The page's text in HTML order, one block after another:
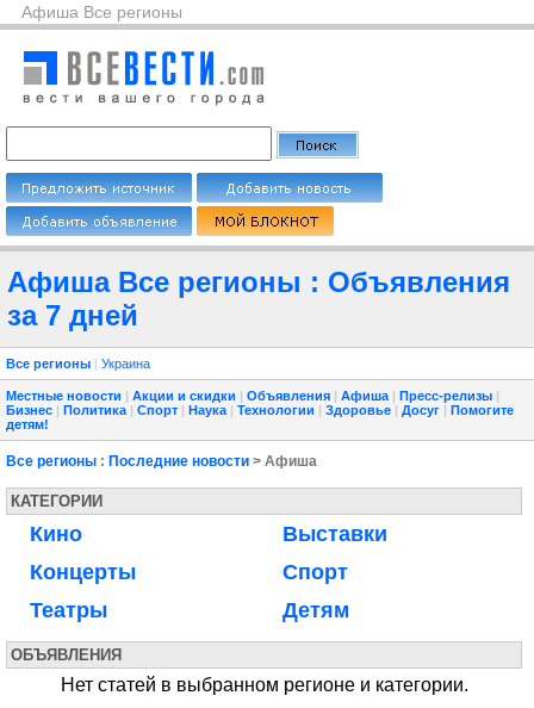
Афиша Все регионы
Афиша Все регионы : Объявления
за 7 дней
Все регионы | Украина
Местные новости | Акции и скидки | Объявления | Афиша | Пресс-релизы |
Бизнес | Политика | Спорт | Наука | Технологии | Здоровье | Досуг | Помогите
детям!
Все регионы : Последние новости > Афиша
КАТЕГОРИИ
Кино
Концерты
Театры
Выставки
Спорт
Детям
ОБЪЯВЛЕНИЯ
Нет статей в выбранном регионе и категории.